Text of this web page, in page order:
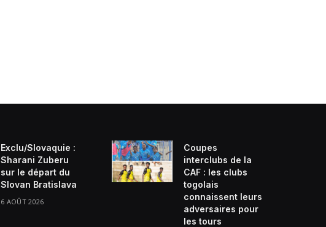
Exclu/Slovaquie :
Sharani Zuberu
sur le départ du
Slovan Bratislava
6 AOÛT 2026
Coupes
interclubs de la
CAF : les clubs
togolais
connaissent leurs
adversaires pour
les tours